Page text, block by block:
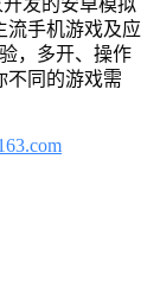
发的安卓模拟
流手机游戏及应
，多开、操作
不同的游戏需